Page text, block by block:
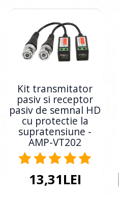
Kit transmitator
pasiv si receptor
pasiv de semnal HD
cu protectie la
supratensiune -
AMP-VT202
13,31LEI